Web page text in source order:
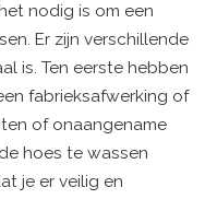
nodig is om een
Er zijn verschillende
is. Ten eerste hebben
fabrieksafwerking of
of onaangename
hoes te wassen
je er veilig en